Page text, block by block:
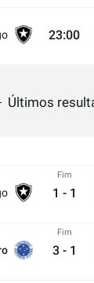
23:00
Últimos
Fim
1 - 1
Fim
3 - 1